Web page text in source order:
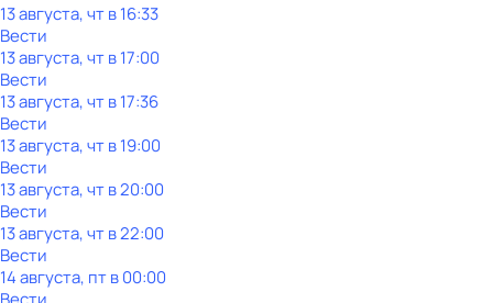
13 августа, чт в 16:33
Вести
13 августа, чт в 17:00
Вести
13 августа, чт в 17:36
Вести
13 августа, чт в 19:00
Вести
13 августа, чт в 20:00
Вести
13 августа, чт в 22:00
Вести
14 августа, пт в 00:00